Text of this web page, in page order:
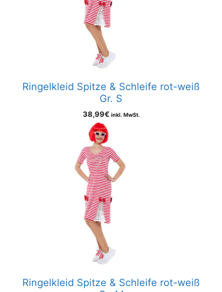
Ringelkleid Spitze & Schleife rot-weiß
Gr. S
38,99€ inkl. MwSt.
Ringelkleid Spitze & Schleife rot-weiß